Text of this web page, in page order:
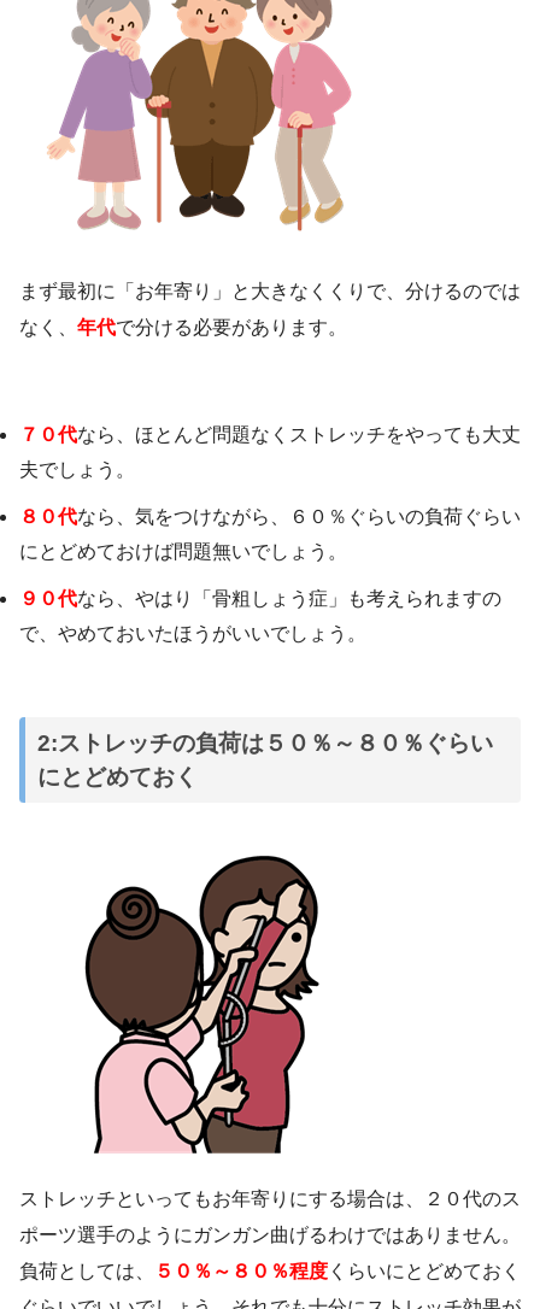
まず最初に「お年寄り」と大きなくくりで、分けるのでは
なく、 年代で分ける必要があります。
７０代なら、ほとんど問題なくストレッチをやっても大丈
夫でしょう。
８０代なら、気をつけながら、６０％ぐらいの負荷ぐらい
にとどめておけば問題無いでしょう。
９０代なら、やはり「骨粗しょう症」も考えられますの
で、やめておいたほうがいいでしょう。
2:ストレッチの負荷は５０％～８０％ぐらい
にとどめておく
ストレッチといってもお年寄りにする場合は、２０代のス
ポーツ選手のようにガンガン曲げるわけではありません。
負荷としては、
５０％～８０％程度 くらいにとどめておく